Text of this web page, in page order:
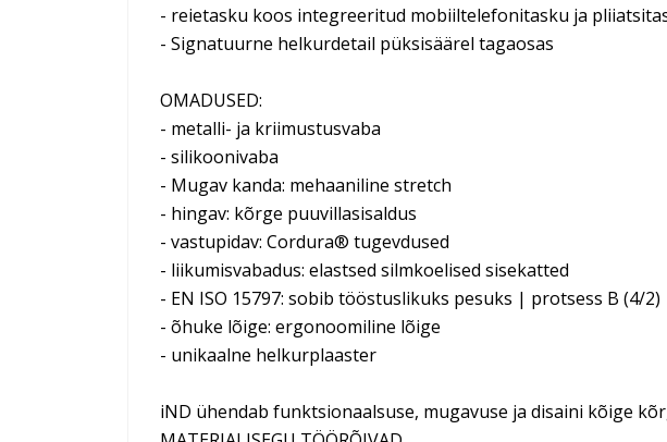
- reietasku koos integreeritud mobiiltelefonitasku ja
- Signatuurne helkurdetail püksisäärel tagaosas
OMADUSED:
- metalli- ja kriimustusvaba
- silikoonivaba
- Mugav kanda: mehaaniline stretch
- hingav: kõrge puuvillasisaldus
- vastupidav: Cordura® tugevdused
- liikumisvabadus: elastsed silmkoelised sisekatted
- EN ISO 15797: sobib tööstuslikuks pesuks | protsess B (4/2)
- õhuke lõige: ergonoomiline lõige
- unikaalne helkurplaaster
iND ühendab funktsionaalsuse, mugavuse ja disaini kõige